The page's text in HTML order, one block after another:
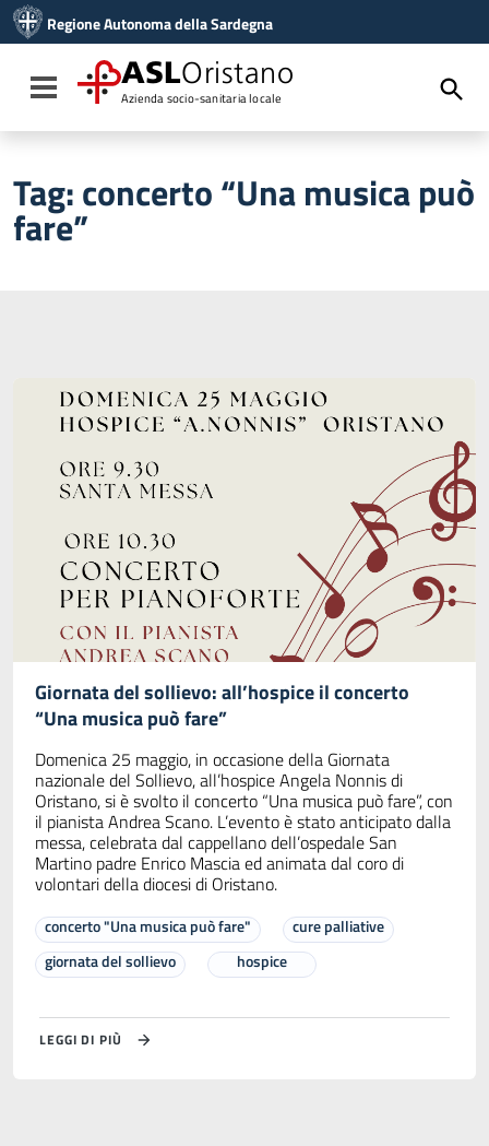
Vai al menu di navigazione
Vai al footer
Regione Autonoma della Sardegna
Toggle navigation
ASLOristano
Azienda socio-sanitaria locale
Tag:concerto “Una musica può
fare”
Giornata del sollievo: all’hospice il concerto
“Una musica può fare”
Domenica 25 maggio, in occasione della Giornata
nazionale del Sollievo, all’hospice Angela Nonnis di
Oristano, si è svolto il concerto “Una musica può fare”, con
il pianista Andrea Scano. L’evento è stato anticipato dalla
messa, celebrata dal cappellano dell’ospedale San
Martino padre Enrico Mascia ed animata dal coro di
volontari della diocesi di Oristano.
concerto "Una musica può fare"
cure palliative
giornata del sollievo
hospice
LEGGI DI PIÙ